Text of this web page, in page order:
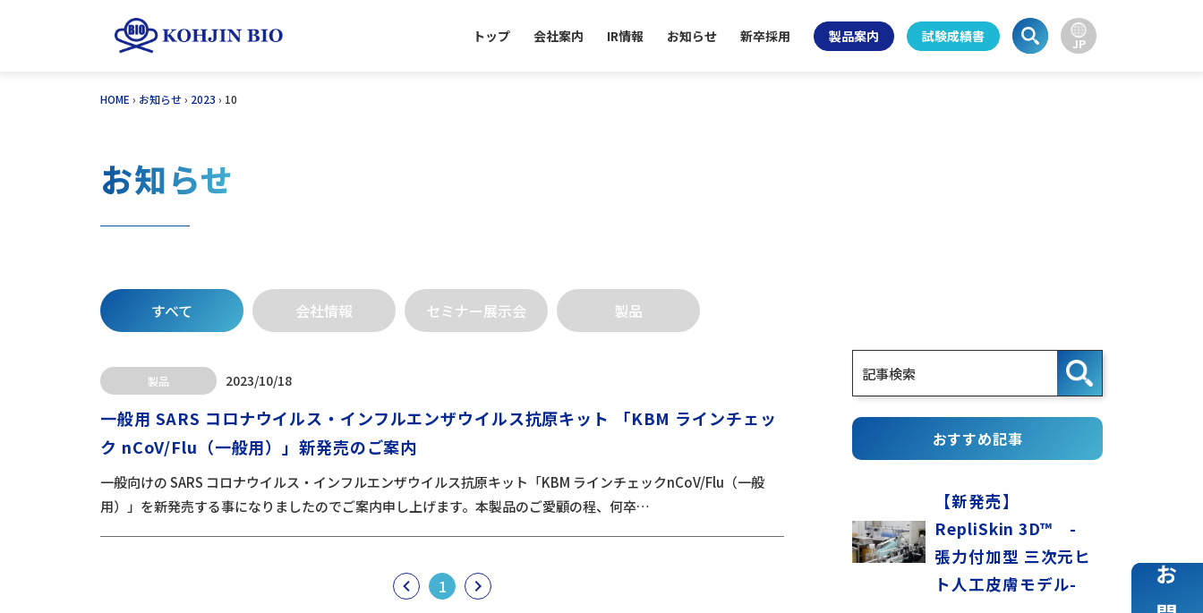
トップ 会社案内 IR情報 お知らせ 新卒採用 製品案内 試験成績書 JP
HOME › お知らせ› 2023 › 10
お知らせ
すべて 会社情報 セミナー展示会 製品
製品 2023/10/18
一般用 SARS コロナウイルス・インフルエンザウイルス抗原キット 「KBM ラインチェッ
ク nCoV/Flu（一般用）」新発売のご案内
一般向けの SARS コロナウイルス・インフルエンザウイルス抗原キット「KBM ラインチェックnCoV/Flu（一般
用）」を新発売する事になりましたのでご案内申し上げます。本製品のご愛顧の程、何卒…
navigate_before
前
1 navigate_next
次
おすすめ記事
【新発売】
RepliSkin 3D™ -
張力付加型 三次元ヒ
ト人工皮膚モデル-